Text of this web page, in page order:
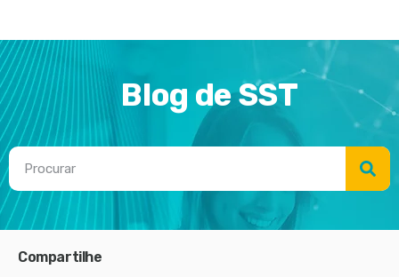
Blog de SST
Compartilhe